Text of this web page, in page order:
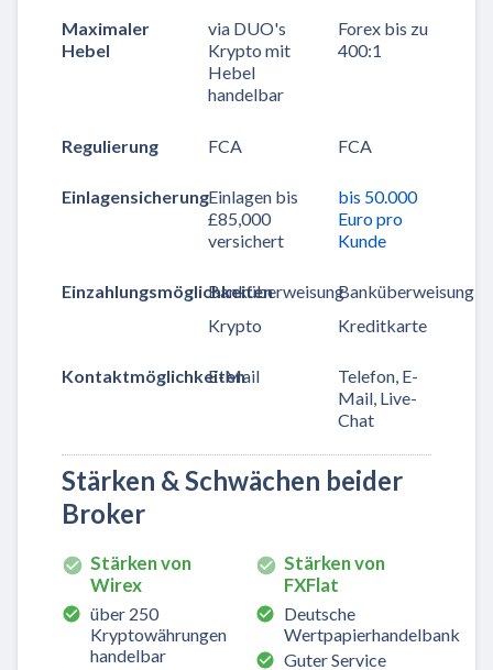
Maximaler
Hebel
via DUO's
Krypto mit
Hebel
handelbar
Forex bis zu
400:1
Regulierung FCA FCA
EinlagensicherungEinlagen bis
£85,000
versichert
bis 50.000
Euro pro
Kunde
EinzahlungsmöglichkeitenBanküberweisung
Krypto
Banküberweisung
Kreditkarte
Kontaktmöglichkeiten
E-Mail
Telefon, E-
Mail, Live-
Chat
Stärken & Schwächen beider
Broker
Stärken von
Wirex
über 250
Kryptowährungen
handelbar
Stärken von
FXFlat
Deutsche
Wertpapierhandelbank
Guter Service